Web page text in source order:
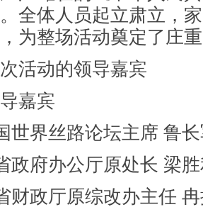
全体人员起立肃立，
为整场活动奠定了庄
动的领导嘉宾
嘉宾
界丝路论坛主席 鲁长
府办公厅原处长 梁胜
政厅原综改办主任 冉